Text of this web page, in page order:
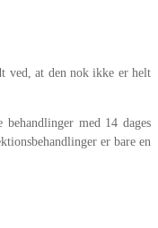
ved, at den nok ikke er helt
med 14 dages
er bare en